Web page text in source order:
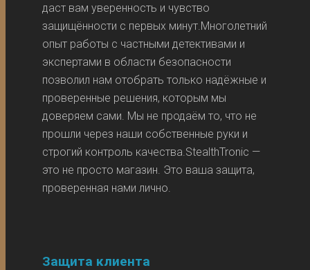
даст вам уверенность и чувство
защищённости с первых минут.Многолетний
опыт работы с частными детективами и
экспертами в области безопасности
позволил нам отобрать только надёжные и
проверенные решения, которым мы
доверяем сами. Мы не продаём то, что не
прошли через наши собственные руки и
строгий контроль качества.StealthTronic —
это не просто магазин. Это ваша защита,
проверенная нами лично.
Защита клиента